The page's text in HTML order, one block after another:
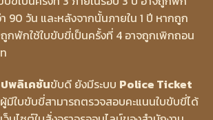
90 วัน และหลังจากนั้นภายใน 1 ปี หากถูก
กพักใช้ใบขับขี่เป็นครั้งที่ 4 อาจถูกเพิกถอน
พลิเคชันขับดี ยังมีระบบ Police Ticket
มีใบขับขี่สามารถตรวจสอบคะแนนใบขับขี่ได้